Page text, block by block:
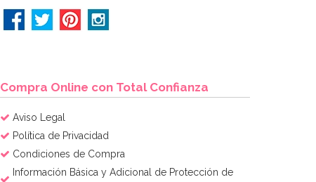
Compra Online con Total Confianza
Aviso Legal
Política de Privacidad
Condiciones de Compra
Información Básica y Adicional de Protección de